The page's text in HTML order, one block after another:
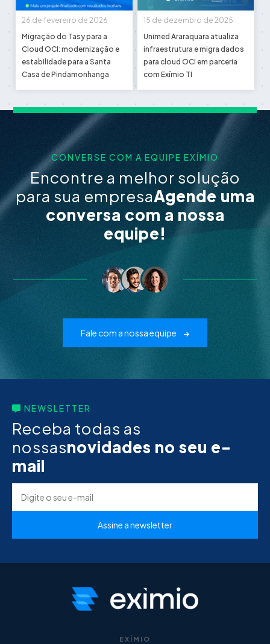
26 de fevereiro de 2026
Migração do Tasy para a
Cloud OCI: modernização e
estabilidade para a Santa
Casa de Pindamonhanga
15 de dezembro de 2025
Unimed Araraquara atualiza
infraestrutura e migra dados
para cloud OCI em parceria
com Exímio TI
CONVERSE COM A EQUIPE EXÍMIO
Encontre a melhor solução
para sua empresaAgende uma
conversa com a nossa
equipe!
Fale com a nossa equipe
NEWSLETTER
Receba todas as
nossasnovidades no seu e-
mail
EXÍMIO